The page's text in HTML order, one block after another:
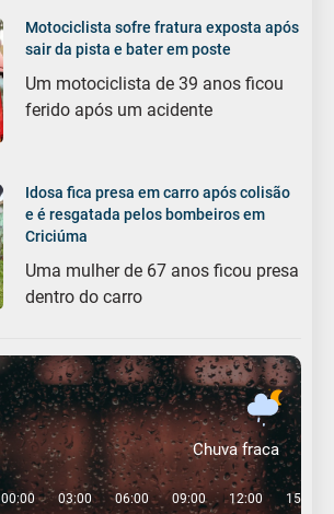
Motociclista sofre fratura exposta após
sair da pista e bater em poste
Um motociclista de 39 anos ficou
ferido após um acidente
Idosa fica presa em carro após colisão
e é resgatada pelos bombeiros em
Criciúma
Uma mulher de 67 anos ficou presa
dentro do carro
Chuva fraca
00:00 03:00 06:00 09:00 12:00 15:00